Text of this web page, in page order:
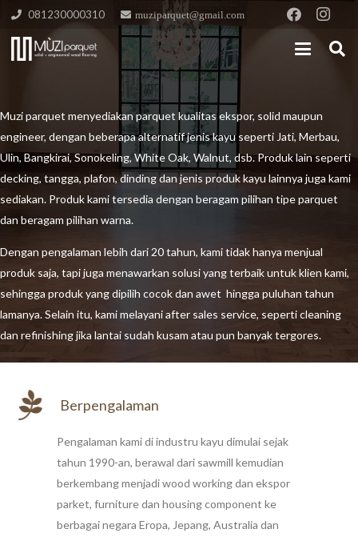
081230000310 muziparquet@gmail.com
Muzi parquet menyediakan parquet kualitas ekspor, solid maupun
engineer, dengan beberapa alternatif jenis kayu seperti Jati, Merbau,
Ulin, Bangkirai, Sonokeling, White Oak, Walnut, dsb. Produk lain seperti
decking, tangga, plafon, dinding dan jenis produk kayu lainnya juga kami
sediakan. Produk kami tersedia dengan beragam pilihan tipe parquet
dan beragam pilihan warna.
Dengan pengalaman lebih dari 20 tahun, kami tidak hanya menjual
produk saja, tapi juga menawarkan solusi yang terbaik untuk klien kami,
sehingga produk yang dipilih cocok dan awet hingga puluhan tahun
lamanya. Selain itu, kami melayani after sales service, seperti cleaning
dan refinishing jika lantai sudah kusam atau pun banyak tergores.
Berpengalaman
Pengalaman kami di industru kayu dimulai sejak
tahun 1990-an, berawal dari sawmill kemudian
berkembang menjadi wood working dan ekspor
parket, furniture dan housing component ke
berbagai negara Eropa, Jepang, Australia dan